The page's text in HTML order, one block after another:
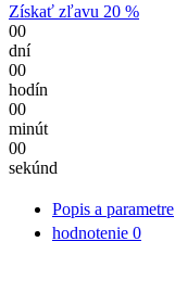
Získať zľavu 20 %
00
dní
00
hodín
00
minút
00
sekúnd
Popis a parametre
hodnotenie 0